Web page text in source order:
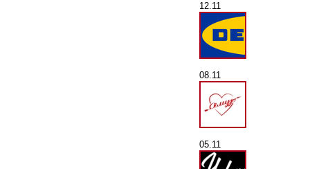
12.11
08.11
05.11